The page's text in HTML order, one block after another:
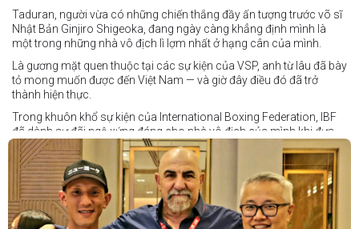
Taduran, người vừa có những chiến thắng đầy ấn tượng trước võ sĩ
Nhật Bản Ginjiro Shigeoka, đang ngày càng khẳng định mình là
một trong những nhà vô địch lì lợm nhất ở hạng cân của mình.
Là gương mặt quen thuộc tại các sự kiện của VSP, anh từ lâu đã bày
tỏ mong muốn được đến Việt Nam — và giờ đây điều đó đã trở
thành hiện thực.
Trong khuôn khổ sự kiện của International Boxing Federation, IBF
đã dành sự đãi ngộ xứng đáng cho nhà vô địch của mình khi đưa
Taduran đến Việt Nam bằng vé hạng thương gia.
Một chuyến đi hoàn toàn xứng đáng cho một “chiến binh đường xa”
thực thụ